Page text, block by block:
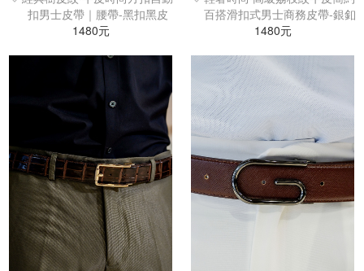
扣男士皮帶｜腰帶-黑扣黑皮
1480元
百搭滑扣式男士商務皮帶-銀釦
咖啡皮
1480元